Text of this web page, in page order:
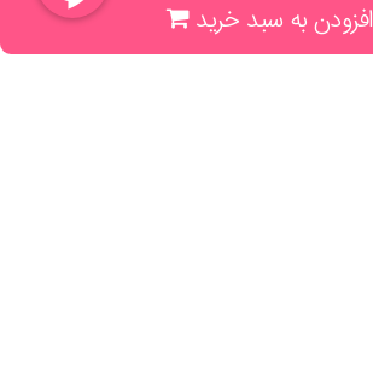
افزودن به سبد خرید
(جهت خرید حضوری، تلفنی ، پیگیری سفارشات سایت با شماره تلفن 02166175070